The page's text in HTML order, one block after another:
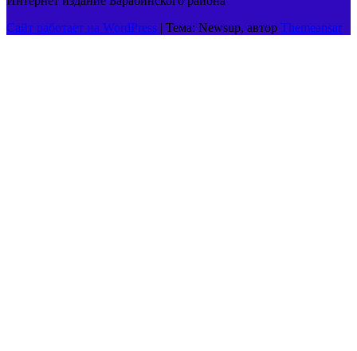
Сайт работает на WordPress | Тема: Newsup, автор Themeansar